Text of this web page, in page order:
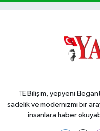
TE Bilişim, yepyeni
sadelik ve modernizmi bir
insanlara haber